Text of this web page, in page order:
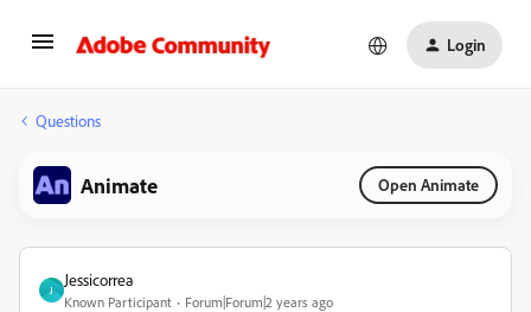
Login
Questions
Animate Open Animate
J
Jessicorrea
Known Participant Forum|Forum|2 years ago